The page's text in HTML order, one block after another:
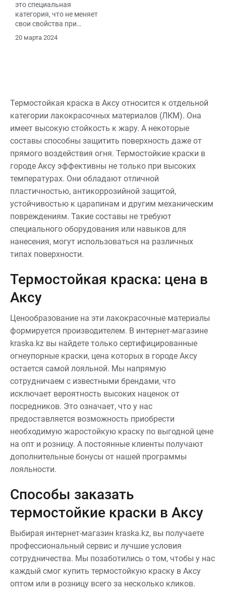
это специальная
категория, что не меняет
свои свойства при
Термостойкие краски
20 марта 2024
Термостойкая краска в Аксу относится к отдельной
категории лакокрасочных материалов (ЛКМ). Она
имеет высокую стойкость к жару. А некоторые
составы способны защитить поверхность даже от
прямого воздействия огня. Термостойкие краски в
городе Аксу эффективны не только при высоких
температурах. Они обладают отличной
пластичностью, антикоррозийной защитой,
устойчивостью к царапинам и другим механическим
повреждениям. Такие составы не требуют
специального оборудования или навыков для
нанесения, могут использоваться на различных
типах поверхности.
Термостойкая краска: цена в
Аксу
Ценообразование на эти лакокрасочные материалы
формируется производителем. В интернет-магазине
kraska.kz вы найдете только сертифицированные
огнеупорные краски, цена которых в городе Аксу
остается самой лояльной. Мы напрямую
сотрудничаем с известными брендами, что
исключает вероятность высоких наценок от
посредников. Это означает, что у нас
предоставляется возможность приобрести
необходимую жаростойкую краску по выгодной цене
на опт и розницу. А постоянные клиенты получают
дополнительные бонусы от нашей программы
лояльности.
Способы заказать
термостойкие краски в Аксу
Выбирая интернет-магазин kraska.kz, вы получаете
профессиональный сервис и лучшие условия
сотрудничества. Мы позаботились о том, чтобы у нас
каждый смог купить термостойкую краску в Аксу
оптом или в розницу всего за несколько кликов.